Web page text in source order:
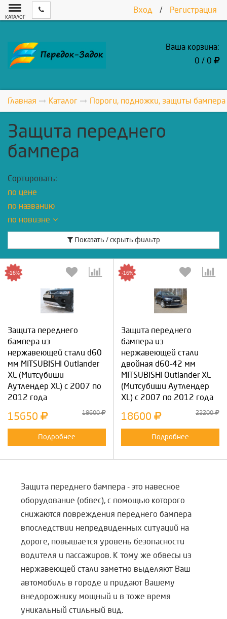
Вход / Регистрация
КАТАЛОГ
Ваша корзина:
0 / 0
Главная Каталог Пороги, подножки, защиты
Защита переднего
бампера
Сортировать:
по цене
по названию
по новизне
Показать / скрыть фильтр
Защита переднего
бампера из
нержавеющей стали d60
мм MITSUBISHI Outlander
XL (Митсубиши
Аутлендер XL) с 2007 по
2012 года
-16%
15650 18600
Подробнее
Защита переднего
бампера из
нержавеющей стали
двойная d60-42 мм
MITSUBISHI Outlander XL
(Митсубиши Аутлендер
XL) с 2007 по 2012 года
-16%
18600 22200
Подробнее
Защита переднего бампера - это навесное
оборудование (обвес), с помощью которого
снижаются повреждения переднего бампера
впоследствии непредвиденных ситуаций на
дороге, повышается уровень безопасности
водителя и пассажиров. К тому же обвесы из
нержавеющей стали заметно выделяют Ваш
автомобиль в городе и придают Вашему
внедорожнику мощный и в тоже время
уникальный стильный вид.